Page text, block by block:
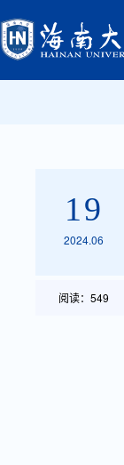
19
2024.06
阅读：549